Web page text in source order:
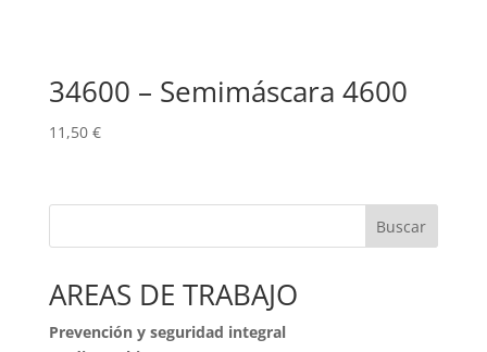
34600 – Semimáscara 4600
11,50 €
Buscar
AREAS DE TRABAJO
Prevención y seguridad integral